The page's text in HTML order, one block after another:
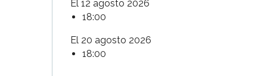
El 12 agosto 2026
18:00
El 20 agosto 2026
18:00